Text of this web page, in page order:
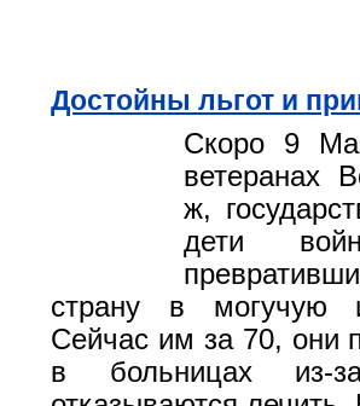
Достойны льгот и
Скоро 9
ветеранах
ж,
дети
страну в могучую
Сейчас им за 70, они
в больницах из-